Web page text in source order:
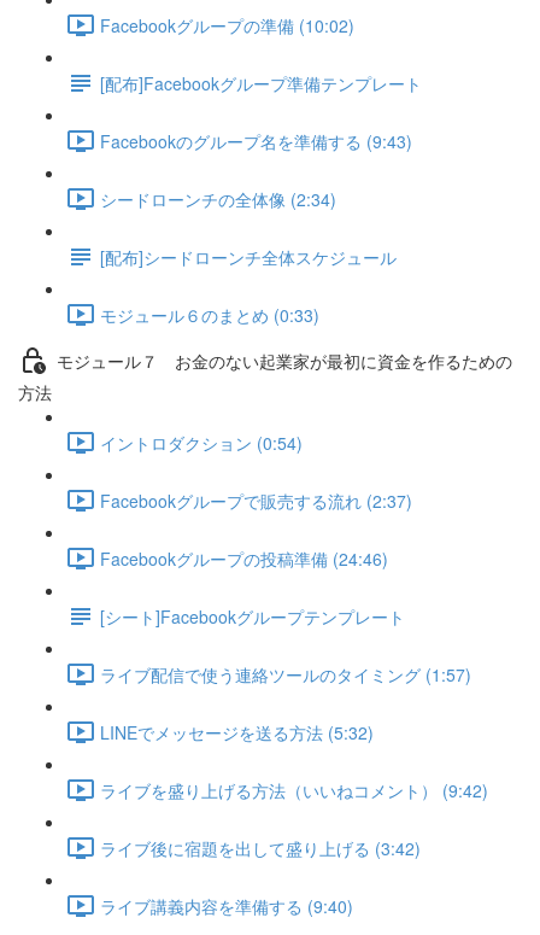
Facebookグループの準備 (10:02)
[配布]Facebookグループ準備テンプレート
Facebookのグループ名を準備する (9:43)
シードローンチの全体像 (2:34)
[配布]シードローンチ全体スケジュール
モジュール６のまとめ (0:33)
モジュール７ お金のない起業家が最初に資金を作るための
方法
イントロダクション (0:54)
Facebookグループで販売する流れ (2:37)
Facebookグループの投稿準備 (24:46)
[シート]Facebookグループテンプレート
ライブ配信で使う連絡ツールのタイミング (1:57)
LINEでメッセージを送る方法 (5:32)
ライブを盛り上げる方法（いいねコメント） (9:42)
ライブ後に宿題を出して盛り上げる (3:42)
ライブ講義内容を準備する (9:40)